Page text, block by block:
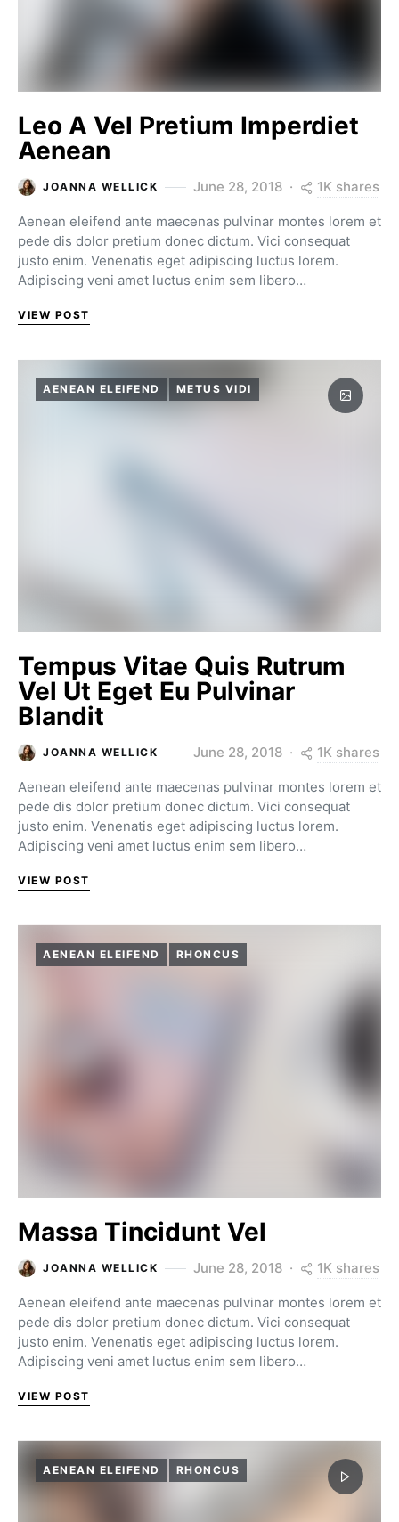
Leo A Vel Pretium Imperdiet
Aenean
JOANNA WELLICK June 28, 2018 1K shares
Aenean eleifend ante maecenas pulvinar montes lorem et
pede dis dolor pretium donec dictum. Vici consequat
justo enim. Venenatis eget adipiscing luctus lorem.
Adipiscing veni amet luctus enim sem libero…
VIEW POST
AENEAN ELEIFEND METUS VIDI
Tempus Vitae Quis Rutrum
Vel Ut Eget Eu Pulvinar
Blandit
JOANNA WELLICK June 28, 2018 1K shares
Aenean eleifend ante maecenas pulvinar montes lorem et
pede dis dolor pretium donec dictum. Vici consequat
justo enim. Venenatis eget adipiscing luctus lorem.
Adipiscing veni amet luctus enim sem libero…
VIEW POST
AENEAN ELEIFEND RHONCUS
Massa Tincidunt Vel
JOANNA WELLICK June 28, 2018 1K shares
Aenean eleifend ante maecenas pulvinar montes lorem et
pede dis dolor pretium donec dictum. Vici consequat
justo enim. Venenatis eget adipiscing luctus lorem.
Adipiscing veni amet luctus enim sem libero…
VIEW POST
AENEAN ELEIFEND RHONCUS